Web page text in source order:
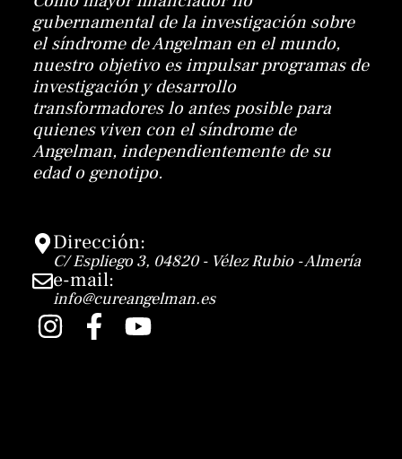
gubernamental de la investigación sobre
el síndrome de Angelman en el mundo,
nuestro objetivo es impulsar programas de
investigación y desarrollo
transformadores lo antes posible para
quienes viven con el síndrome de
Angelman, independientemente de su
edad o genotipo.
Dirección:
C/ Espliego 3, 04820 - Vélez Rubio - Almería
e-mail:
info@cureangelman.es
I
n
F
a
Y